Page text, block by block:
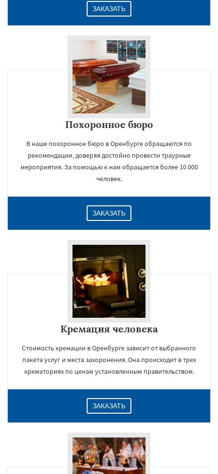
ЗАКАЗАТЬ
Похоронное бюро
В наше похоронное бюро в Оренбурге обращаются по
рекомендации, доверяя достойно провести траурные
мероприятия. За помощью к нам обращается более 10 000
человек.
ЗАКАЗАТЬ
Кремация человека
Стоимость кремации в Оренбурге зависит от выбранного
пакета услуг и места захоронения. Она происходит в трех
крематориях по ценам установленным правительством.
ЗАКАЗАТЬ